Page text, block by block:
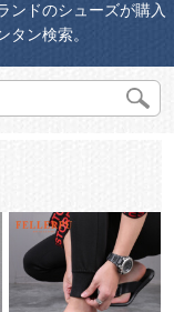
ンドのシューズが購入
ン検索。